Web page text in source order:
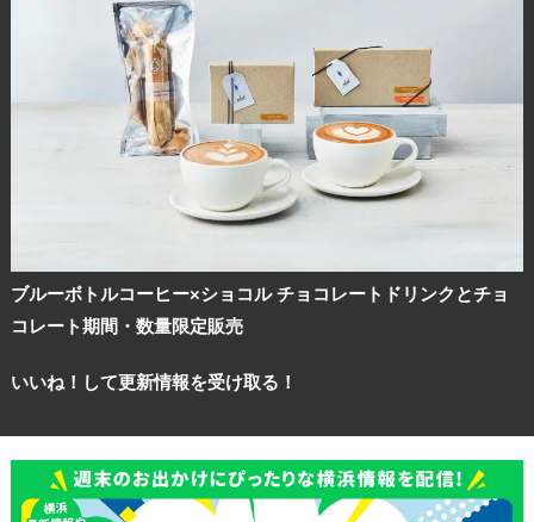
ブルーボトルコーヒー×ショコル チョコレートドリンクとチョ
コレート期間・数量限定販売
いいね！して更新情報を受け取る！
観光ガイド